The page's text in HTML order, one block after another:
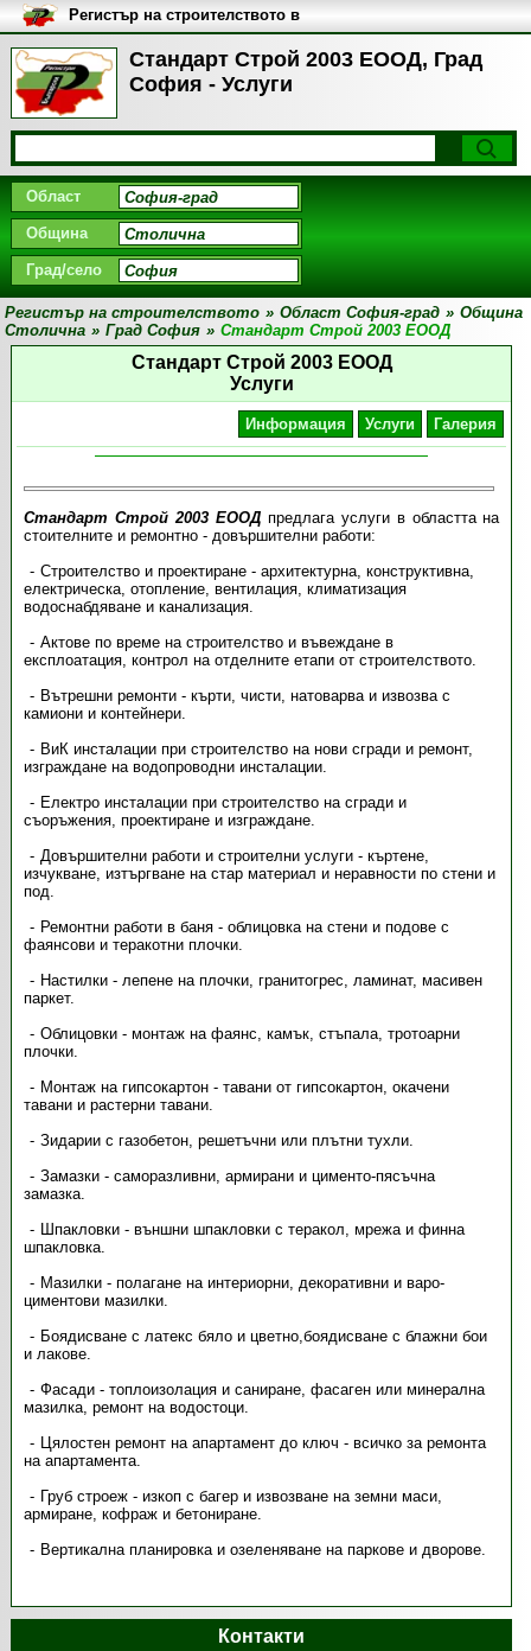
Стандарт Строй 2003 ЕООД, Град
София - Услуги
Регистър на строителството в
България
Област
Община
Град/село
Регистър на строителството » Област София-град » Община
Столична » Град София » Стандарт Строй 2003 ЕООД
Стандарт Строй 2003 ЕООД
Услуги
Информация Услуги Галерия
Стандарт Строй 2003 ЕООДпредлага услуги в областта на
стоителните и ремонтно - довършителни работи:
Строителство и проектиране - архитектурна, конструктивна,
електрическа, отопление, вентилация, климатизация
водоснабдяване и канализация.
Актове по време на строителство и въвеждане в
експлоатация, контрол на отделните етапи от строителството.
Вътрешни ремонти - кърти, чисти, натоварва и извозва с
камиони и контейнери.
ВиК инсталации при строителство на нови сгради и ремонт,
изграждане на водопроводни инсталации.
Електро инсталации при строителство на сгради и
съоръжения, проектиране и изграждане.
Довършителни работи и строителни услуги - къртене,
изчукване, изтъргване на стар материал и неравности по стени и
под.
Ремонтни работи в баня - облицовка на стени и подове с
фаянсови и теракотни плочки.
Настилки - лепене на плочки, гранитогрес, ламинат, масивен
паркет.
Облицовки - монтаж на фаянс, камък, стъпала, тротоарни
плочки.
Монтаж на гипсокартон - тавани от гипсокартон, окачени
тавани и растерни тавани.
Зидарии с газобетон, решетъчни или плътни тухли.
Замазки - саморазливни, армирани и цименто-пясъчна
замазка.
Шпакловки - външни шпакловки с теракол, мрежа и финна
шпакловка.
Мазилки - полагане на интериорни, декоративни и варо-
циментови мазилки.
Боядисване с латекс бяло и цветно,боядисване с блажни бои
и лакове.
Фасади - топлоизолация и саниране, фасаген или минерална
мазилка, ремонт на водостоци.
Цялостен ремонт на апартамент до ключ - всичко за ремонта
на апартамента.
Груб строеж - изкоп с багер и извозване на земни маси,
армиране, кофраж и бетониране.
Вертикална планировка и озеленяване на паркове и дворове.
Контакти